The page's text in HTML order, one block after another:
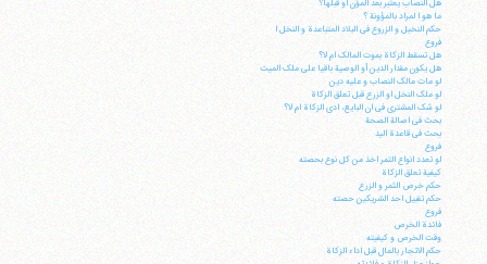
هل النصاب یعتبر بعد المؤن او قبلها؟
ما هو ا لمراد بالمؤونة ؟
حکم النخیل و الزروع فی البلاد المتباعدة و النخل ا
فروع
هل تسقط الزکاة بموت المالک ام لا؟
هل یکون مقدار الدین أو الوصیة باقیا علی ملک المیت
لو مات مالک النصاب و علیه دین
لو ملک النخل او الزرع قبل تعلق الزکاة
لو شک المشتری فی ان البایع، ادی الزکاة ام لا؟
بحث فی اصالة الصحة
بحث فی قاعدة الید
فروع
لو تعدد انواع التمر اخذ من کل نوع بحصته
کیفیة تعلق الزکاة
حکم خرص الثمر و الزرع
حکم تقبیل احد الشریکین حصته
فروع
فائدة الخرص
وقت الخرص و کیفیته
حکم الاتجار بالمال قبل اداء الزکاة
ایران،قم،میدان مصلّی، بلوار شهید محمّد منتظری، كوچه